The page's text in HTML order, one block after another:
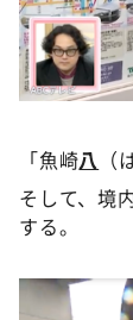
「魚崎八
そして、境
する。